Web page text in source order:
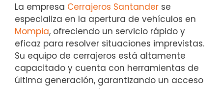
La empresa Cerrajeros Santander se
especializa en la apertura de vehículos en
Mompia, ofreciendo un servicio rápido y
eficaz para resolver situaciones imprevistas.
Su equipo de cerrajeros está altamente
capacitado y cuenta con herramientas de
última generación, garantizando un acceso